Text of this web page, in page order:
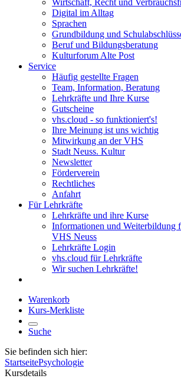
Wirtschaft, Recht und
Digital im Alltag
Sprachen
Grundbildung und
Beruf und Bildungsberatung
Kulturforum Alte Post
Service
Häufig gestellte Fragen
Team, Information, Beratung
Lehrkräfte und Ihre Kurse
Gutscheine
vhs.cloud - so funktioniert's!
Ihre Meinung ist uns wichtig
Mitwirkung an der VHS
Stadt Neuss. Kultur
Newsletter
Förderverein
Rechtliches
Anfahrt
Für Lehrkräfte
Lehrkräfte und ihre Kurse
Informationen und Weiterbildung
VHS Neuss
Lehrkräfte Login
vhs.cloud für Lehrkräfte
Wir suchen Lehrkräfte!
Warenkorb
Kurs-Merkliste
Suche
Sie befinden sich hier:
StartseitePsychologie
Kursdetails